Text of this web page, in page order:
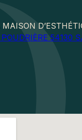
54130